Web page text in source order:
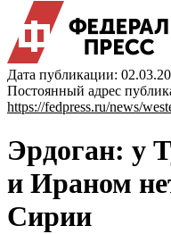
Дата публикации:
Постоянный адрес
https://fedpress.ru/news/
Эрдоган: у
и Ираном
Сирии